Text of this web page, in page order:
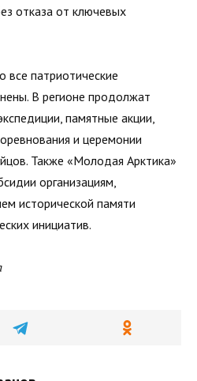
отказа от ключевых
все патриотические
В регионе продолжат
памятные акции,
и церемонии
Также «Молодая Арктика»
организациям,
исторической памяти
инициатив.